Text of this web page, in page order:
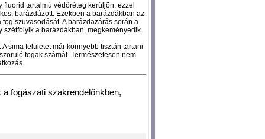
tartalmú védőréteg kerüljön, ezzel
barázdázott. Ezekben a barázdákban az
szuvasodását. A barázdazárás során a
a barázdákban, megkeményedik.
sima felületet már könnyebb tisztán tartani
fogak számát. Természetesen nem
fogászati szakrendelőnkben,